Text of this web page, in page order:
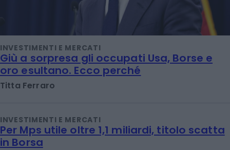
INVESTIMENTI E MERCATI
Giù a sorpresa gli occupati Usa, Borse e
oro esultano. Ecco perché
Titta Ferraro
INVESTIMENTI E MERCATI
Per Mps utile oltre 1,1 miliardi, titolo scatta
in Borsa